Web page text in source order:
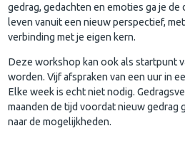
gedrag, gedachten en emoties ga je de
leven vanuit een nieuw perspectief,
verbinding met je eigen kern.
Deze workshop kan ook als startpunt
worden. Vijf afspraken van een uur in
Elke week is echt niet nodig.
maanden de tijd voordat nieuw gedrag
naar de mogelijkheden.